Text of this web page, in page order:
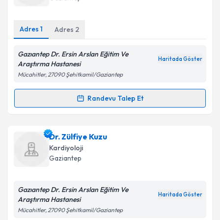
Kişisel verilerimin işlenmesine ilişkin
Aydınlatma
Metni'ni okudum ve kişisel verilerimin belirtilen
Adres 1 Adres 2
Gazıantep Dr. Ersin Arslan Eğitim Ve
Araştırma Hastanesi
Haritada Göster
Mücahitler, 27090 Şehitkamil/Gaziantep
Randevu Talep Et
Randevu Takvimi Talebi
Dr. Ümit Tahtacı için randevu takvimi talebi
oluşturun. Size bu uzmandan randevu almanız için bir
takvim hazırlandığında e-posta ile bilgilendireceğiz.
Dr. Zülfiye Kuzu
Kardiyoloji
Gaziantep
Gazıantep Dr. Ersin Arslan Eğitim Ve
Araştırma Hastanesi
Haritada Göster
Mücahitler, 27090 Şehitkamil/Gaziantep